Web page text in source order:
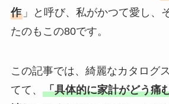
作」と呼び、私がかつて愛し、
たのもこの80です。
この記事では、綺麗なカタログ
てて、 「具体的に家計がどう痛